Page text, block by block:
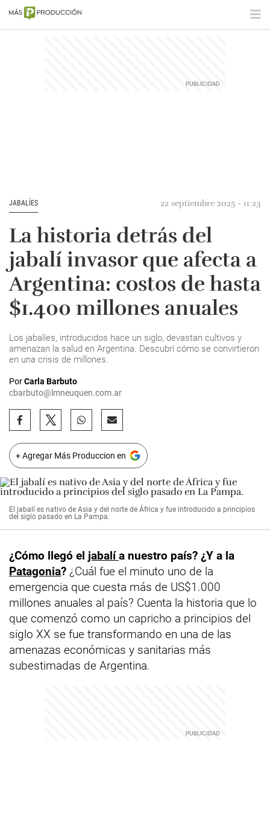
JABALÍES 22 septiembre 2025 - 11:23
La historia detrás del
jabalí invasor que afecta a
Argentina: costos de hasta
$1.400 millones anuales
Los jabalíes, introducidos hace un siglo, devastan cultivos y
amenazan la salud en Argentina. Descubrí cómo se convirtieron
en una crisis de millones.
PorCarla Barbuto
cbarbuto@lmneuquen.com.ar
+ Agregar Más Produccion en
El jabalí es nativo de Asia y del norte de África y fue introducido a principios
del siglo pasado en La Pampa.
¿Cómo llegó el jabalía nuestro país? ¿Y a la
Patagonia? ¿Cuál fue el minuto uno de la
emergencia que cuesta más de US$1.000
millones anuales al país? Cuenta la historia que lo
que comenzó como un capricho a principios del
siglo XX se fue transformando en una de las
amenazas económicas y sanitarias más
subestimadas de Argentina.